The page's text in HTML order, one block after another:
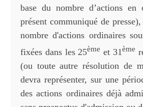
base du nombre d’actions
présent communiqué de
nombre d'actions ordinaires
fixées dans les 25ème et 31ème
(ou toute autre résolution de
devra représenter, sur une
des actions ordinaires déjà